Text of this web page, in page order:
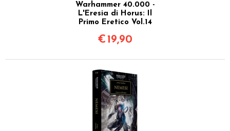
Warhammer 40.000 -
L'Eresia di Horus: Il
Primo Eretico Vol.14
€ 19,90